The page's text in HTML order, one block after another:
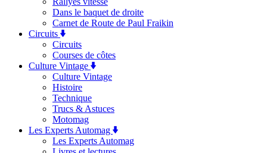
Dans le baquet de droite
Carnet de Route de Paul Fraikin
Circuits
Circuits
Courses de côtes
Culture Vintage
Culture Vintage
Histoire
Technique
Trucs & Astuces
Motomag
Les Experts Automag
Les Experts Automag